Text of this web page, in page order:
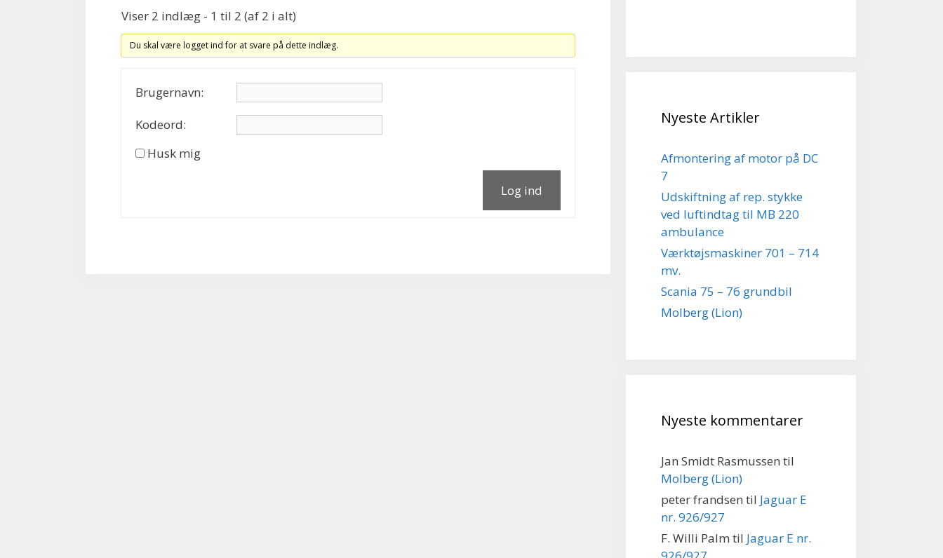
Viser 2 indlæg - 1 til 2 (af 2 i alt)
Du skal være logget ind for at svare på dette indlæg.
Brugernavn:
Kodeord:
Husk mig
Log ind
Nyeste Artikler
Afmontering af motor på DC
7
Udskiftning af rep. stykke
ved luftindtag til MB 220
ambulance
Værktøjsmaskiner 701 – 714
mv.
Scania 75 – 76 grundbil
Molberg (Lion)
Nyeste kommentarer
Jan Smidt Rasmussen til
Molberg (Lion)
peter frandsen til Jaguar E
nr. 926/927
F. Willi Palm til Jaguar E nr.